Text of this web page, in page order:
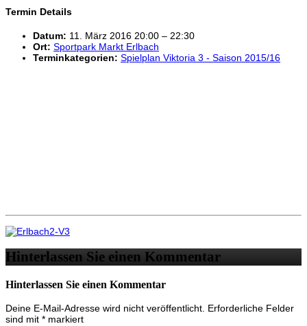
Termin Details
Datum: 11. März 2016 20:00 – 22:30
Ort: Sportpark Markt Erlbach
Terminkategorien: Spielplan Viktoria 3 - Saison 2015/16
Hinterlassen Sie einen Kommentar
Hinterlassen Sie einen Kommentar
Deine E-Mail-Adresse wird nicht veröffentlicht. Erforderliche Felder
sind mit * markiert